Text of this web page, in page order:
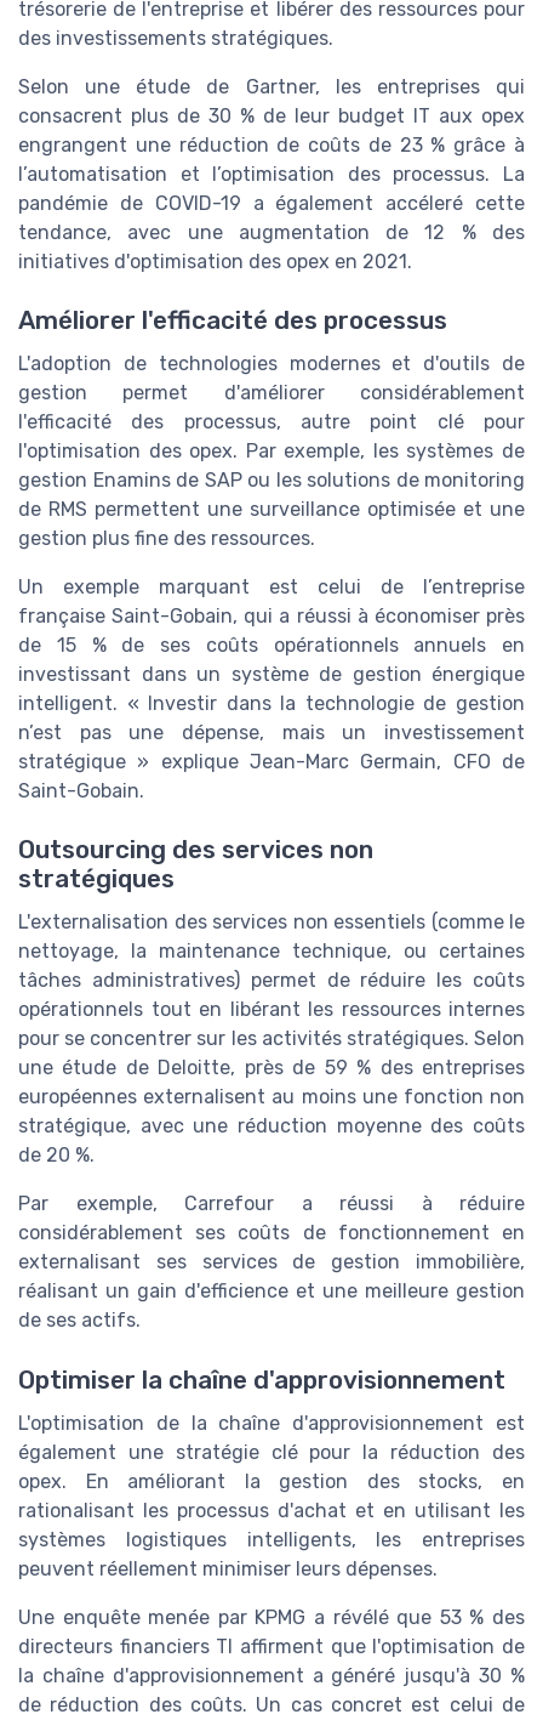
trésorerie de l'entreprise et libérer des ressources pour
des investissements stratégiques.
Selon une étude de Gartner, les entreprises qui
consacrent plus de 30 % de leur budget IT aux opex
engrangent une réduction de coûts de 23 % grâce à
l’automatisation et l’optimisation des processus. La
pandémie de COVID-19 a également accéleré cette
tendance, avec une augmentation de 12 % des
initiatives d'optimisation des opex en 2021.
Améliorer l'efficacité des processus
L'adoption de technologies modernes et d'outils de
gestion permet d'améliorer considérablement
l'efficacité des processus, autre point clé pour
l'optimisation des opex. Par exemple, les systèmes de
gestion Enamins de SAP ou les solutions de monitoring
de RMS permettent une surveillance optimisée et une
gestion plus fine des ressources.
Un exemple marquant est celui de l’entreprise
française Saint-Gobain, qui a réussi à économiser près
de 15 % de ses coûts opérationnels annuels en
investissant dans un système de gestion énergique
intelligent. « Investir dans la technologie de gestion
n’est pas une dépense, mais un investissement
stratégique » explique Jean-Marc Germain, CFO de
Saint-Gobain.
Outsourcing des services non
stratégiques
L'externalisation des services non essentiels (comme le
nettoyage, la maintenance technique, ou certaines
tâches administratives) permet de réduire les coûts
opérationnels tout en libérant les ressources internes
pour se concentrer sur les activités stratégiques. Selon
une étude de Deloitte, près de 59 % des entreprises
européennes externalisent au moins une fonction non
stratégique, avec une réduction moyenne des coûts
de 20 %.
Par exemple, Carrefour a réussi à réduire
considérablement ses coûts de fonctionnement en
externalisant ses services de gestion immobilière,
réalisant un gain d'efficience et une meilleure gestion
de ses actifs.
Optimiser la chaîne d'approvisionnement
L'optimisation de la chaîne d'approvisionnement est
également une stratégie clé pour la réduction des
opex. En améliorant la gestion des stocks, en
rationalisant les processus d'achat et en utilisant les
systèmes logistiques intelligents, les entreprises
peuvent réellement minimiser leurs dépenses.
Une enquête menée par KPMG a révélé que 53 % des
directeurs financiers TI affirment que l'optimisation de
la chaîne d'approvisionnement a généré jusqu'à 30 %
de réduction des coûts. Un cas concret est celui de